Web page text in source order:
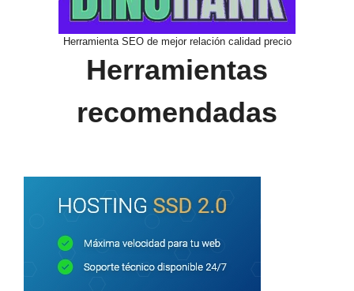
Herramienta SEO de mejor relación calidad precio
Herramientas
recomendadas